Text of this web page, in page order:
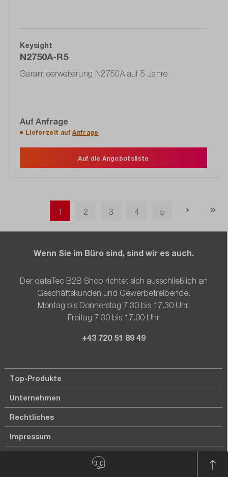
Keysight
N2750A-R5
Garantieerweiterung N2750A auf 5 Jahre
Auf Anfrage
Lieferzeit aufAnfrage
Auf die Angebotsliste
Seite
1 Seite
2 Seite
3 Seite
4 Seite
5
Wenn Sie im Büro sind, sind wir es auch.
Der dataTec B2B Shop richtet sich ausschließlich an
Geschäftskunden und Gewerbetreibende.
Montag bis Donnerstag 7.30 bis 17.30 Uhr,
Freitag 7.30 bis 17.00 Uhr
+43 720 51 89 49
Top-Produkte
Unternehmen
Rechtliches
Impressum